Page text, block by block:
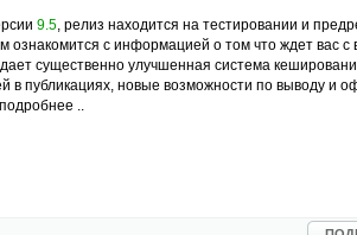
9.5, релиз находится на тестировании и
ознакомится с информацией о том что ждет вас с
существенно улучшенная система
в публикациях, новые возможности по выводу и
..